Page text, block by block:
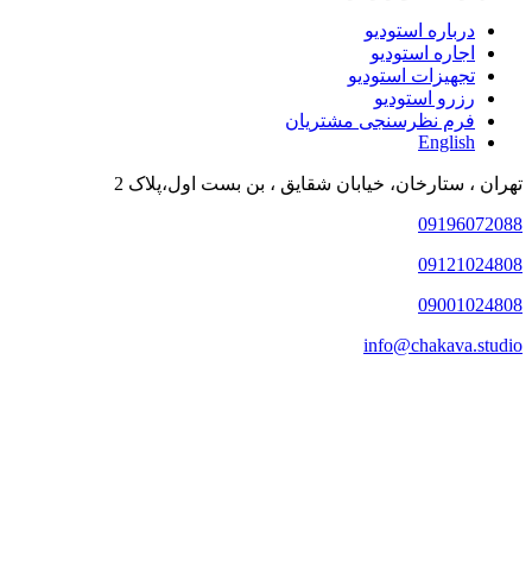
درباره استودیو
اجاره استودیو
تجهیزات استودیو
رزرو استودیو
فرم نظرسنجی مشتریان
English
تهران ، ستارخان، خیابان شقایق ، بن بست اول،پلاک 2
09196072088
09121024808
09001024808
info@chakava.studio